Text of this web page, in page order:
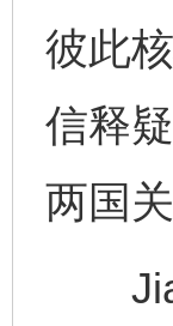
彼此
信释
两国